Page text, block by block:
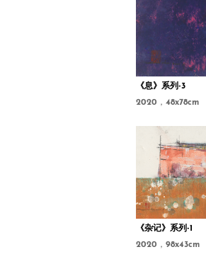
《息》系列-3
2020，48x78cm
《杂记》系列-1
2020，98x43cm